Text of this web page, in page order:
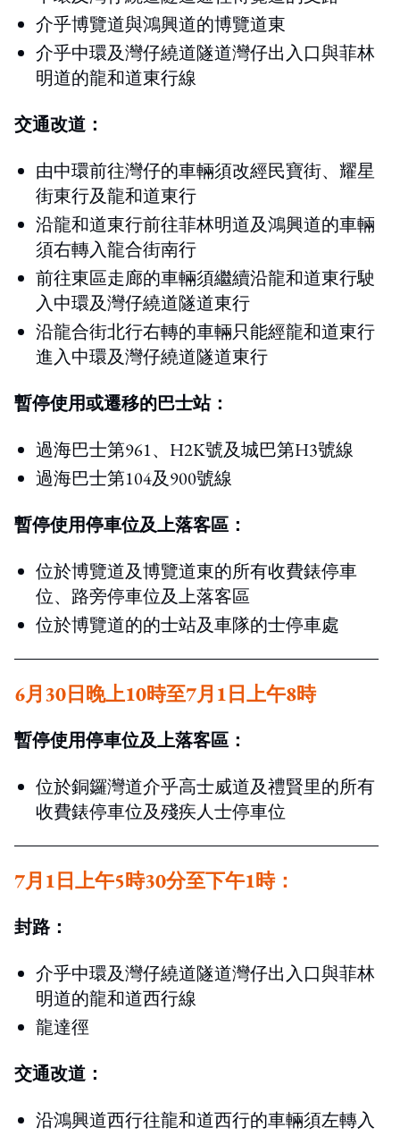
介乎博覽道與鴻興道的博覽道東
介乎中環及灣仔繞道隧道灣仔出入口與菲林
明道的龍和道東行線
交通改道：
由中環前往灣仔的車輛須改經民寶街、耀星
街東行及龍和道東行
沿龍和道東行前往菲林明道及鴻興道的車輛
須右轉入龍合街南行
前往東區走廊的車輛須繼續沿龍和道東行駛
入中環及灣仔繞道隧道東行
沿龍合街北行右轉的車輛只能經龍和道東行
進入中環及灣仔繞道隧道東行
暫停使用或遷移的巴士站：
過海巴士第961、H2K號及城巴第H3號線
過海巴士第104及900號線
暫停使用停車位及上落客區：
位於博覽道及博覽道東的所有收費錶停車
位、路旁停車位及上落客區
位於博覽道的的士站及車隊的士停車處
6月30日晚上10時至7月1日上午8時
暫停使用停車位及上落客區：
位於銅鑼灣道介乎高士威道及禮賢里的所有
收費錶停車位及殘疾人士停車位
7月1日上午5時30分至下午1時：
封路：
介乎中環及灣仔繞道隧道灣仔出入口與菲林
明道的龍和道西行線
龍達徑
交通改道：
沿鴻興道西行往龍和道西行的車輛須左轉入